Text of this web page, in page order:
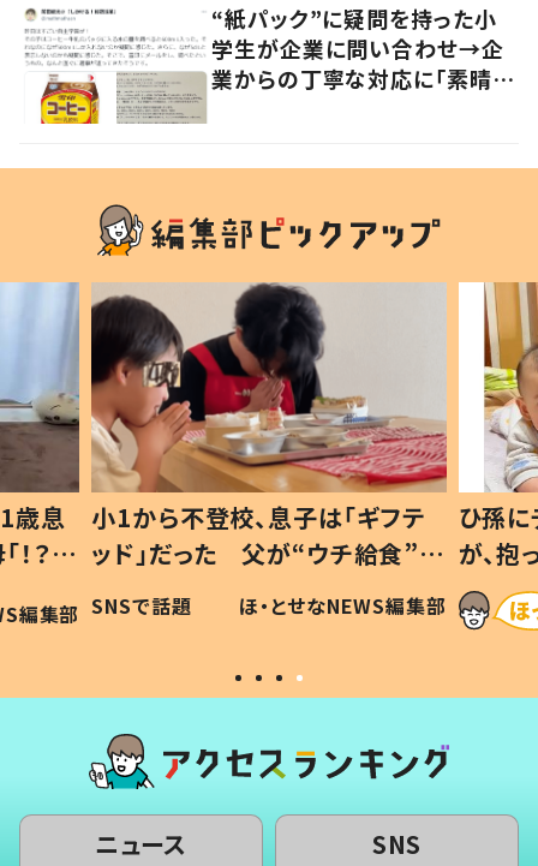
“紙パック”に疑問を持った小
学生が企業に問い合わせ→企
業からの丁寧な対応に「素晴ら
歳息
？」
編集部
小1から不登校、息子は「ギフテ
ッド」だった 父が“ウチ給食”を
作り続ける理由とは #令和の親
#令和の子
SNSで話題 ほ・とせなNEWS編集部
ひ孫
が、
「涙が
い」
ニュース SNS